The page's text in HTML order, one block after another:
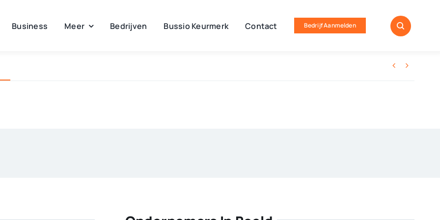
Business Meer Bedrijven Bussio Keurmerk Contact Bedrijf Aanmelden
 